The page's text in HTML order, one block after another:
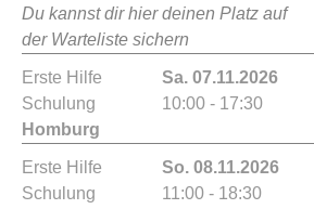
Du kannst dir hier deinen Platz auf
der Warteliste sichern
Erste Hilfe
Schulung
Homburg
Sa. 07.11.2026
10:00 - 17:30
Erste Hilfe
Schulung
So. 08.11.2026
11:00 - 18:30